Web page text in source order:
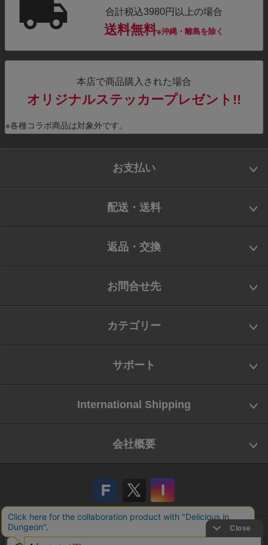
合計税込3980円以上の場合
送料無料※沖縄・離島を除く
本店で商品購入された場合
オリジナルステッカープレゼント!!
※各種コラボ商品は対象外です。
お支払い
配送・送料
返品・交換
お問合せ先
カテゴリー
サポート
International Shipping
会社概要
会社概要